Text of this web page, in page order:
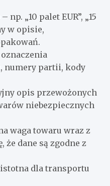
– np. „10 palet EUR”, „15
w opisie,
numery partii, kody
opis przewożonych
niebezpiecznych
waga towaru wraz z
że dane są zgodne z
dla transportu